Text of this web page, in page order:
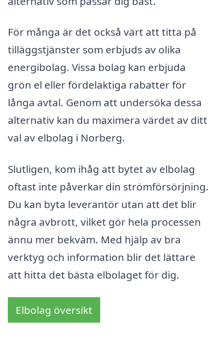
För många är det också värt att titta på
tilläggstjänster som erbjuds av olika
energibolag. Vissa bolag kan erbjuda
grön el eller fördelaktiga rabatter för
långa avtal. Genom att undersöka dessa
alternativ kan du maximera värdet av ditt
val av elbolag i Norberg.
Slutligen, kom ihåg att bytet av elbolag
oftast inte påverkar din strömförsörjning.
Du kan byta leverantör utan att det blir
några avbrott, vilket gör hela processen
ännu mer bekväm. Med hjälp av bra
verktyg och information blir det lättare
att hitta det bästa elbolaget för dig.
Elbolag översikt